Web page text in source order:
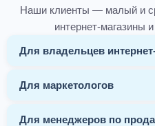
Наши клиенты — малый и
интернет-магазины
Для владельцев
Для маркетологов
Для менеджеров по